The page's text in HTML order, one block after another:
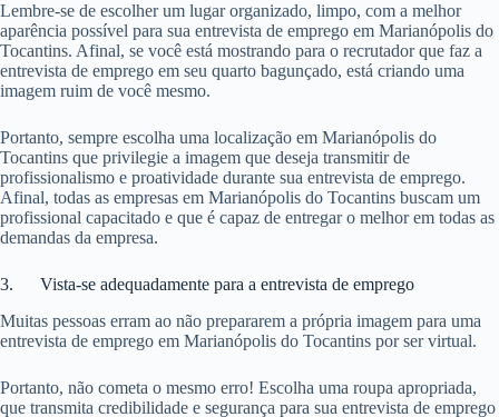
Lembre-se de escolher um lugar organizado, limpo, com a melhor
aparência possível para sua entrevista de emprego em Marianópolis do
Tocantins. Afinal, se você está mostrando para o recrutador que faz a
entrevista de emprego em seu quarto bagunçado, está criando uma
imagem ruim de você mesmo.
Portanto, sempre escolha uma localização em Marianópolis do
Tocantins que privilegie a imagem que deseja transmitir de
profissionalismo e proatividade durante sua entrevista de emprego.
Afinal, todas as empresas em Marianópolis do Tocantins buscam um
profissional capacitado e que é capaz de entregar o melhor em todas as
demandas da empresa.
3. Vista-se adequadamente para a entrevista de emprego
Muitas pessoas erram ao não prepararem a própria imagem para uma
entrevista de emprego em Marianópolis do Tocantins por ser virtual.
Portanto, não cometa o mesmo erro! Escolha uma roupa apropriada,
que transmita credibilidade e segurança para sua entrevista de emprego